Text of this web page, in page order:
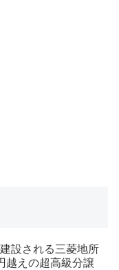
設される三菱地所
越えの超高級分譲